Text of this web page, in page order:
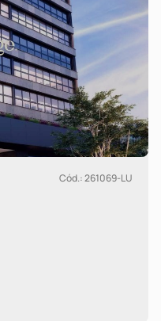
Cód.: 261069-LU